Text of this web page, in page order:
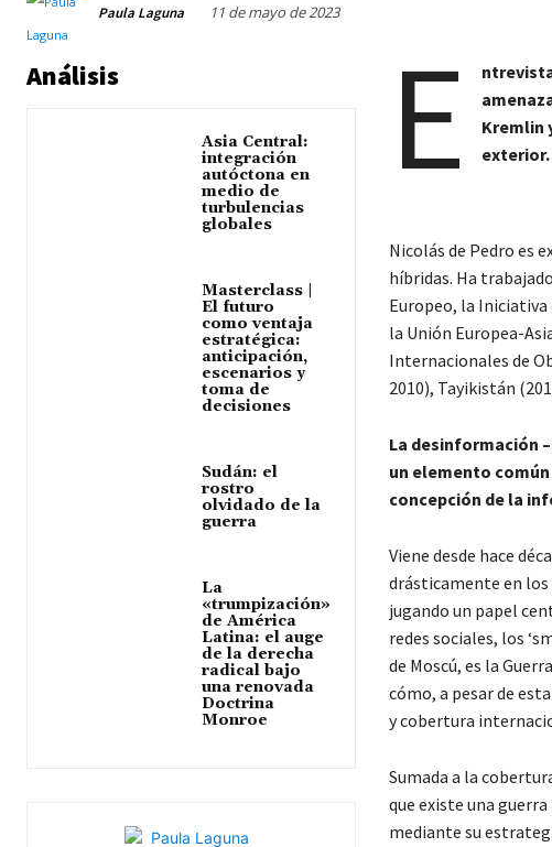
Paula Laguna 11 de mayo de 2023
Análisis
Asia Central:
integración
autóctona en
medio de
turbulencias
globales
Masterclass |
El futuro
como ventaja
estratégica:
anticipación,
escenarios y
toma de
decisiones
Sudán: el
rostro
olvidado de la
guerra
La
«trumpización»
de América
Latina: el auge
de la derecha
radical bajo
una renovada
Doctrina
Monroe
E
Kremlin
exterior.
Nicolás de Pedro es
híbridas. Ha
Europeo, la Iniciativa
la Unión Europea-
Internacionales de
2010), Tayikistán
La desinformación
un elemento
concepción de la
Viene desde hace
drásticamente en
jugando un papel
redes sociales, los
de Moscú, es la
cómo, a pesar de
y cobertura
Sumada a la
que existe una
mediante su